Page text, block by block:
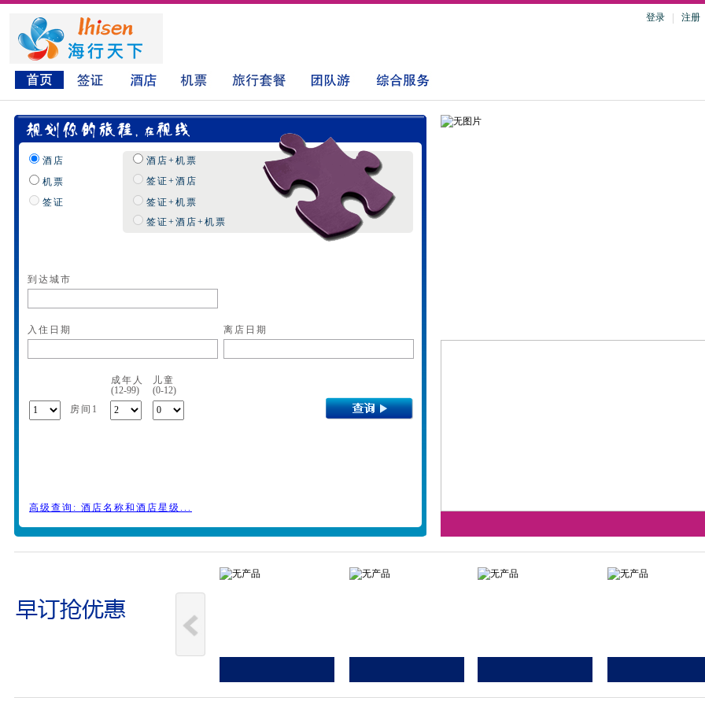
登录 注册
酒店
机票
签证
酒店+机票
签证+机票
签证+酒店
签证+酒店+机票
到达城市
入住日期 离店日期
成年人
儿童
(12-99)
(0-12)
房间1
高级查询: 酒店名称和酒店星级...